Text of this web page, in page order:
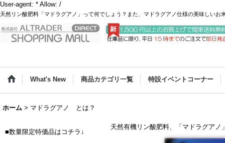
User-agent: * Allow: /
天然リン酸肥料「マドラグアノ」って何でしょう？また、マドラグアノ仕様の美味しいお
What's New 商品カテゴリ一覧 特設イベントコーナー
ホーム > マドラグアノ とは？
■数量限定特価品はコチラ↓
天然有機リン酸肥料、「マドラグア